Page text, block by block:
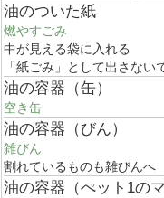
油のついた紙
燃やすごみ
中が見える袋に入れる
「紙ごみ」として出さない
油の容器（缶）
空き缶
油の容器（びん）
雑びん
割れているものも雑びんへ
油の容器（ぺット1の